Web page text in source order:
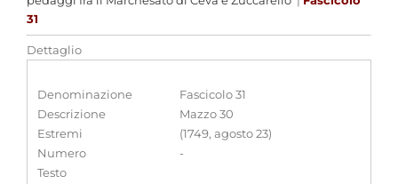
31
Dettaglio
Denominazione
Fascicolo 31
Descrizione
Mazzo 30
Estremi
(1749, agosto 23)
Numero
-
Testo